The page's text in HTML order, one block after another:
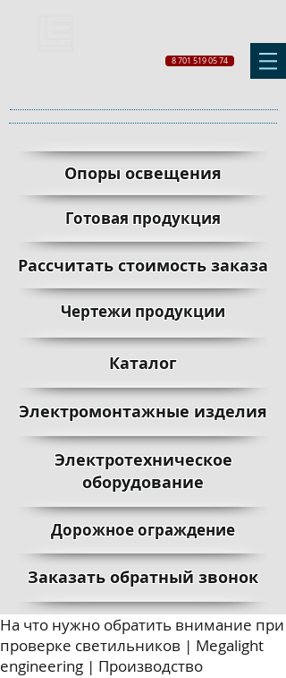
8 701 519 05 74
Опоры освещения
Готовая продукция
Рассчитать стоимость заказа
Чертежи продукции
Каталог
Электромонтажные изделия
Электротехническое
оборудование
Дорожное ограждение
Заказать обратный звонок
На что нужно обратить внимание при
проверке светильников | Megalight
engineering | Производство